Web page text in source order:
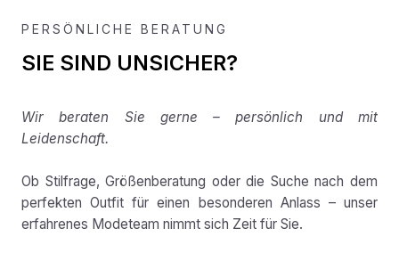
PERSÖNLICHE BERATUNG
SIE SIND UNSICHER?
Wir beraten Sie gerne – persönlich und mit
Leidenschaft.
Ob Stilfrage, Größenberatung oder die Suche nach dem
perfekten Outfit für einen besonderen Anlass – unser
erfahrenes Modeteam nimmt sich Zeit für Sie.